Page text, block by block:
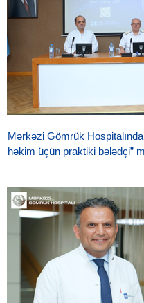
Mərkəzi Gömrük
həkim üçün praktiki bələdçi”